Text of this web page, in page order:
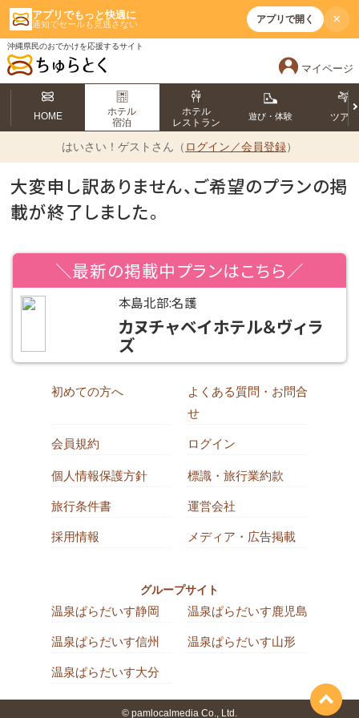
アプリでもっと快適に
通知でセールも見逃さない アプリで開く ×
沖縄県民のおでかけを応援するサイト
マイページ
HOME
ホテル
宿泊
ホテル
レストラン
遊び・体験 ツアー
はいさい！ ゲストさん（ ログイン／会員登録）
大変申し訳ありません、ご希望のプランの掲
載が終了しました。
＼最新の掲載中プランはこちら／
本島北部:名護
カヌチャベイホテル＆ヴィラ
ズ
初めての方へ
よくある質問・お問合
せ
会員規約 ログイン
個人情報保護方針 標識・旅行業約款
旅行条件書 運営会社
採用情報 メディア・広告掲載
グループサイト
温泉ぱらだいす静岡 温泉ぱらだいす鹿児島
温泉ぱらだいす信州 温泉ぱらだいす山形
温泉ぱらだいす大分
© pamlocalmedia Co., Ltd.